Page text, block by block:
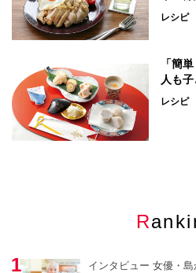
レシピ
「簡
人も
レシピ
インタビュー 女優・